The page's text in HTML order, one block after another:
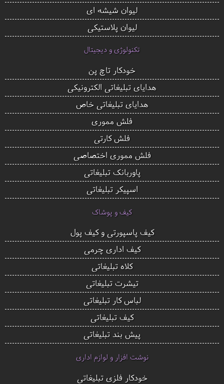
لیوان شیشه ای
لیوان پلاستیکی
تکنولوژی و دیجیتال
خودکار تاچ پن
هدایای تبلیغاتی الکترونیکی
هدایای تبلیغاتی خاص
فلش مموری
فلش کارتی
فلش مموری اختصاصی
پاوربانک تبلیغاتی
اسپیکر تبلیغاتی
کیف و پوشاک
کیف پاسپورتی و کیف پول
کیف اداری چرمی
کلاه تبلیغاتی
تیشرت تبلیغاتی
لباس کار تبلیغاتی
کیف تبلیغاتی
پیش بند تبلیغاتی
نوشت افزار و لوازم اداری
خودکار فلزی تبلیغاتی